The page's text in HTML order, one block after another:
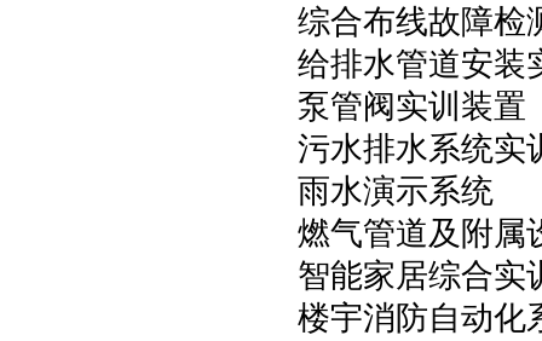
综合布线故障检
给排水管道安装
泵管阀实训装置
污水排水系统实
雨水演示系统
燃气管道及附属
智能家居综合实
楼宇消防自动化